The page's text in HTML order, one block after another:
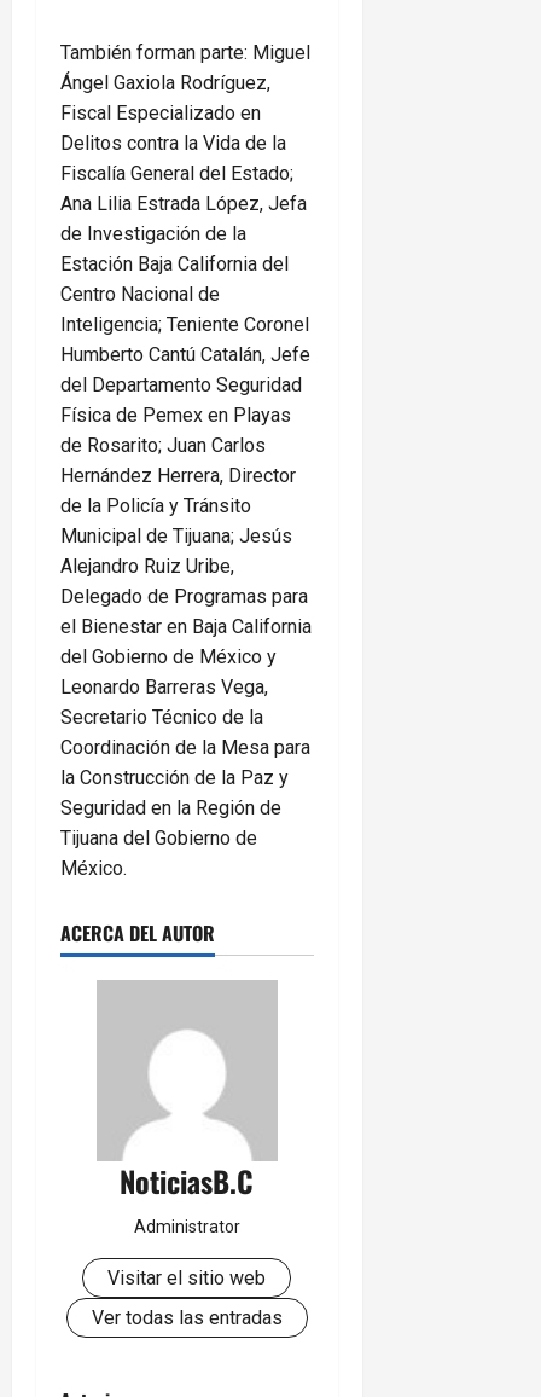
También forman parte: Miguel
Ángel Gaxiola Rodríguez,
Fiscal Especializado en
Delitos contra la Vida de la
Fiscalía General del Estado;
Ana Lilia Estrada López, Jefa
de Investigación de la
Estación Baja California del
Centro Nacional de
Inteligencia; Teniente Coronel
Humberto Cantú Catalán, Jefe
del Departamento Seguridad
Física de Pemex en Playas
de Rosarito; Juan Carlos
Hernández Herrera, Director
de la Policía y Tránsito
Municipal de Tijuana; Jesús
Alejandro Ruiz Uribe,
Delegado de Programas para
el Bienestar en Baja California
del Gobierno de México y
Leonardo Barreras Vega,
Secretario Técnico de la
Coordinación de la Mesa para
la Construcción de la Paz y
Seguridad en la Región de
Tijuana del Gobierno de
México.
ACERCA DEL AUTOR
NoticiasB.C
Administrator
Visitar el sitio web
Ver todas las entradas